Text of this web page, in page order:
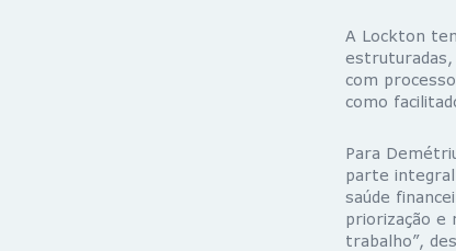
A Lockton
estruturadas,
com
como
Para
parte integral
saúde
priorização e
trabalho”,